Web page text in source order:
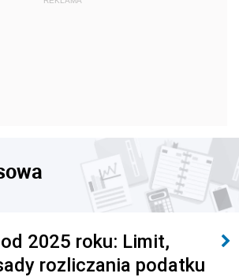
2025 roku: Limit,
rozliczania podatku